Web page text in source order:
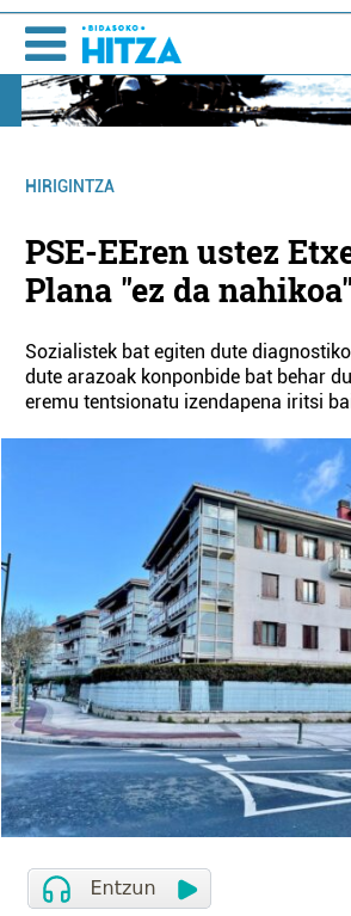
HIRIGINTZA
PSE-EEren ustez
Plana "ez da nahikoa"
Sozialistek bat egiten dute
dute arazoak konponbide bat behar
eremu tentsionatu izendapena iritsi